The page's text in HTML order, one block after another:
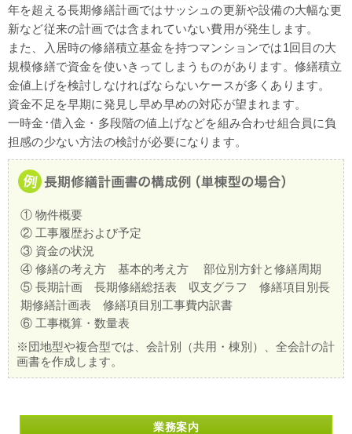
年を超える長期修繕計画ではサッシュの更新や設備の大幅な更
新など従来の計画では含まれていない費用が発生します。
また、入居時の修繕積立基金を持つマンションでは1回目の大
規模修繕で資金を使いきってしまうものがあります。修繕積立
金値上げを検討しなければならないケースが多くあります。
資金不足を早期に発見し早め早めの対応が望まれます。
一時金･借入金・多段階の値上げなどを組み合わせ組合員に負
担感の少ない方法の検討が必要になります。
① 物件概要
② 工事履歴および予定
③ 資金の状況
④ 修繕の考え方 基本的考え方 部位別方針と修繕周期
⑤ 長期計画 長期修繕総括表 収支グラフ 修繕項目別長
期修繕計画表 修繕項目別工事費内訳書
⑥ 工事概算・数量表
※団地型や複合型では、会計別（共用・棟別）、全会計の計
画書を作成します。
業務案内